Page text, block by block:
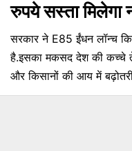
रुपये सस्ता मिलेगा
सरकार ने E85 ईंधन लॉन्च
है.इसका मकसद देश की कच्चे
और किसानों की आय में